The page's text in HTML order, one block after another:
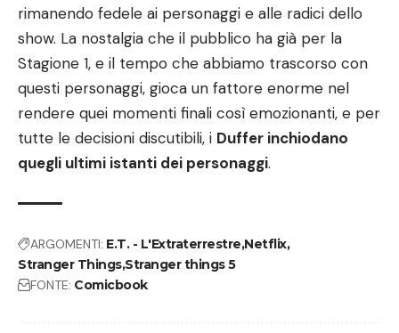
rimanendo fedele ai personaggi e alle radici dello
show. La nostalgia che il pubblico ha già per la
Stagione 1, e il tempo che abbiamo trascorso con
questi personaggi, gioca un fattore enorme nel
rendere quei momenti finali così emozionanti, e per
tutte le decisioni discutibili, i Duffer inchiodano
quegli ultimi istanti dei personaggi.
ARGOMENTI: E.T. - L'Extraterrestre Netflix
Stranger ThingsStranger things 5
FONTE: Comicbook